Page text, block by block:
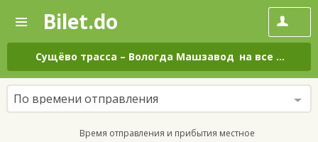
—
Поиск
и
покупка
билетов
на
автобус
онлайн
Bilet.do
Сущёво трасса – Вологда Машзавод на все дни
По времени отправления
Время отправления и прибытия местное